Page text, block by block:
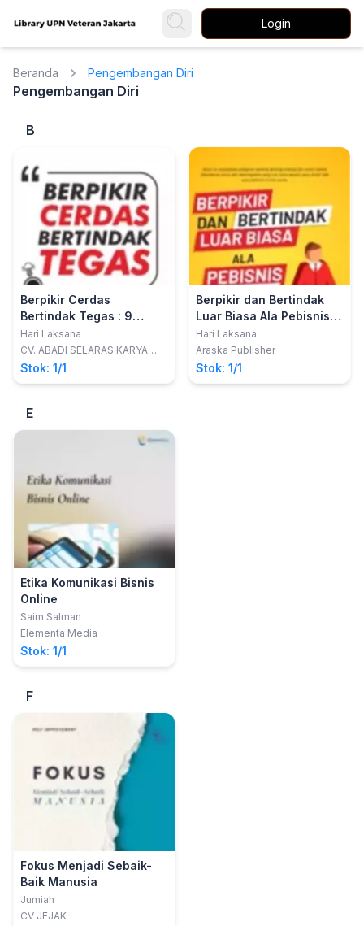
Login
Beranda Pengembangan Diri
Pengembangan Diri
B
Berpikir Cerdas
Bertindak Tegas : 9
Langkah Menjadi Pribadi
Berwibawa, Karismatik,
dan Disukai Semua
Orang
Hari Laksana
CV. ABADI SELARAS KARYA
(ARASKA)
Stok: 1/1
Berpikir dan Bertindak
Luar Biasa Ala Pebisnis
Sukses Dunia
Hari Laksana
Araska Publisher
Stok: 1/1
E
Etika Komunikasi Bisnis
Online
Saim Salman
Elementa Media
Stok: 1/1
F
Fokus Menjadi Sebaik-
Baik Manusia
Jumiah
CV JEJAK